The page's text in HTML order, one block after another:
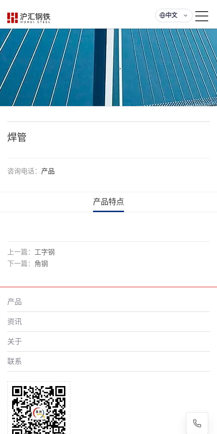
中文
焊管
咨询电话： 产品
产品特点
上一篇： 工字钢
下一篇： 角钢
产品
资讯
关于
联系